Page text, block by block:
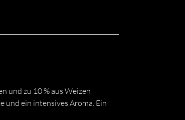
und zu 10 % aus Weizen
und ein intensives Aroma. Ein